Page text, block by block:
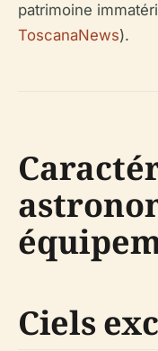
patrimoine
ToscanaNews).
Ciels